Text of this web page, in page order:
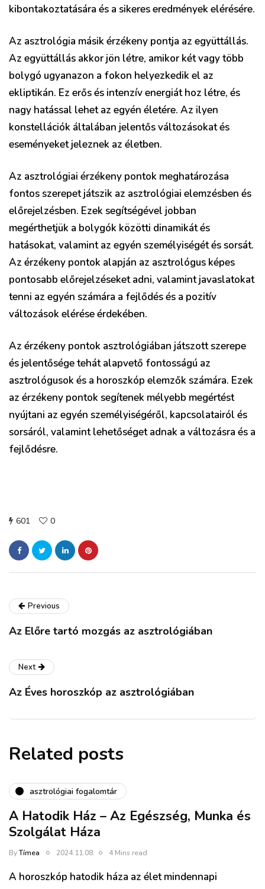
kibontakoztatására és a sikeres eredmények elérésére.
Az asztrológia másik érzékeny pontja az együttállás.
Az együttállás akkor jön létre, amikor két vagy több
bolygó ugyanazon a fokon helyezkedik el az
ekliptikán. Ez erős és intenzív energiát hoz létre, és
nagy hatással lehet az egyén életére. Az ilyen
konstellációk általában jelentős változásokat és
eseményeket jeleznek az életben.
Az asztrológiai érzékeny pontok meghatározása
fontos szerepet játszik az asztrológiai elemzésben és
előrejelzésben. Ezek segítségével jobban
megérthetjük a bolygók közötti dinamikát és
hatásokat, valamint az egyén személyiségét és sorsát.
Az érzékeny pontok alapján az asztrológus képes
pontosabb előrejelzéseket adni, valamint javaslatokat
tenni az egyén számára a fejlődés és a pozitív
változások elérése érdekében.
Az érzékeny pontok asztrológiában játszott szerepe
és jelentősége tehát alapvető fontosságú az
asztrológusok és a horoszkóp elemzők számára. Ezek
az érzékeny pontok segítenek mélyebb megértést
nyújtani az egyén személyiségéről, kapcsolatairól és
sorsáról, valamint lehetőséget adnak a változásra és a
fejlődésre.
601 0
Previous
Az Előre tartó mozgás az asztrológiában
Next
Az Éves horoszkóp az asztrológiában
Related posts
asztrológiai fogalomtár
A Hatodik Ház – Az Egészség, Munka és
Szolgálat Háza
ByTímea 2024.11.08. 4 Mins read
A horoszkóp hatodik háza az élet mindennapi